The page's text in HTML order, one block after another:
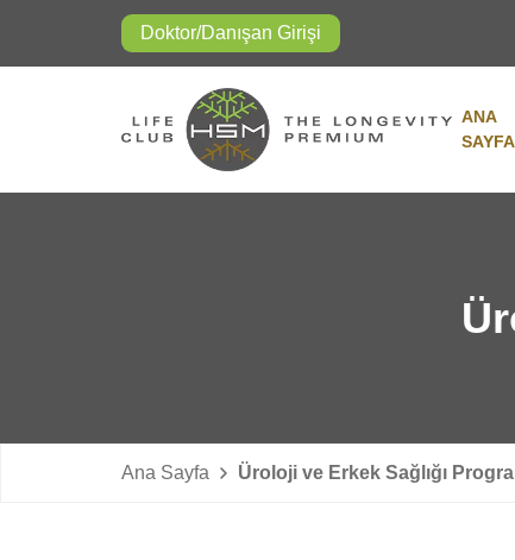
Doktor/Danışan Girişi
ANA
SAYFA
Ana Sayfa Üroloji ve Erkek Sağlığı